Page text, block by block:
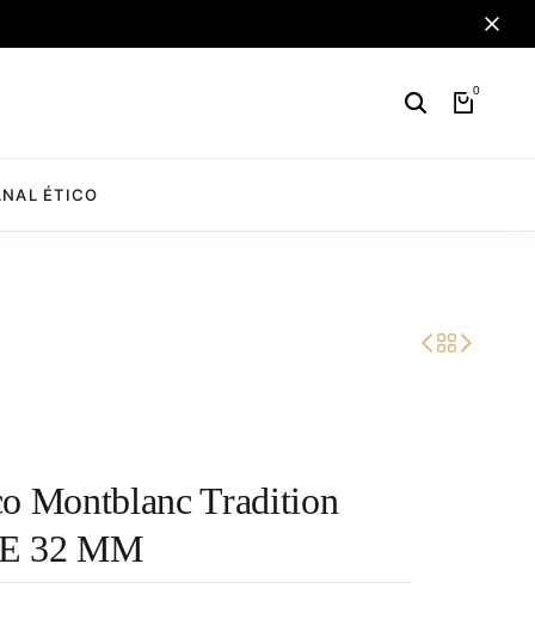
0
ÉTICO
Montblanc Tradition
32 MM